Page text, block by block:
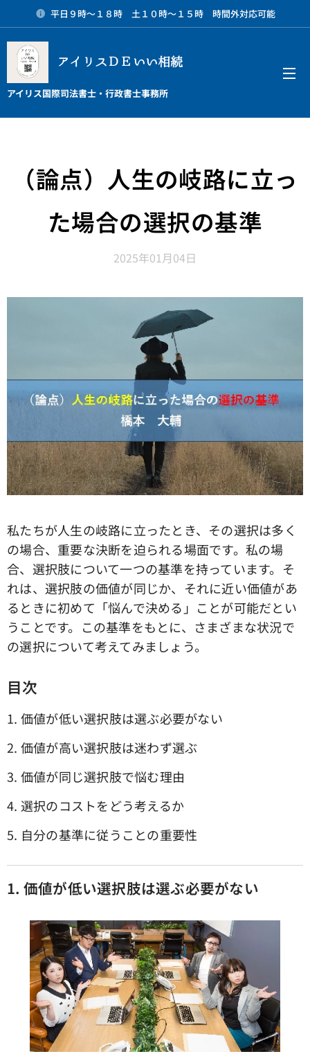
平日９時～１８時 土１０時～１５時 時間外対応可能
アイリスＤＥいい相続
アイリス国際司法書士・行政書士事務所
（論点）人生の岐路に立っ
た場合の選択の基準
2025年01月04日
私たちが人生の岐路に立ったとき、その選択は多く
の場合、重要な決断を迫られる場面です。私の場
合、選択肢について一つの基準を持っています。そ
れは、選択肢の価値が同じか、それに近い価値があ
るときに初めて「悩んで決める」ことが可能だとい
うことです。この基準をもとに、さまざまな状況で
の選択について考えてみましょう。
目次
1. 価値が低い選択肢は選ぶ必要がない
2. 価値が高い選択肢は迷わず選ぶ
3. 価値が同じ選択肢で悩む理由
4. 選択のコストをどう考えるか
5. 自分の基準に従うことの重要性
1. 価値が低い選択肢は選ぶ必要がない